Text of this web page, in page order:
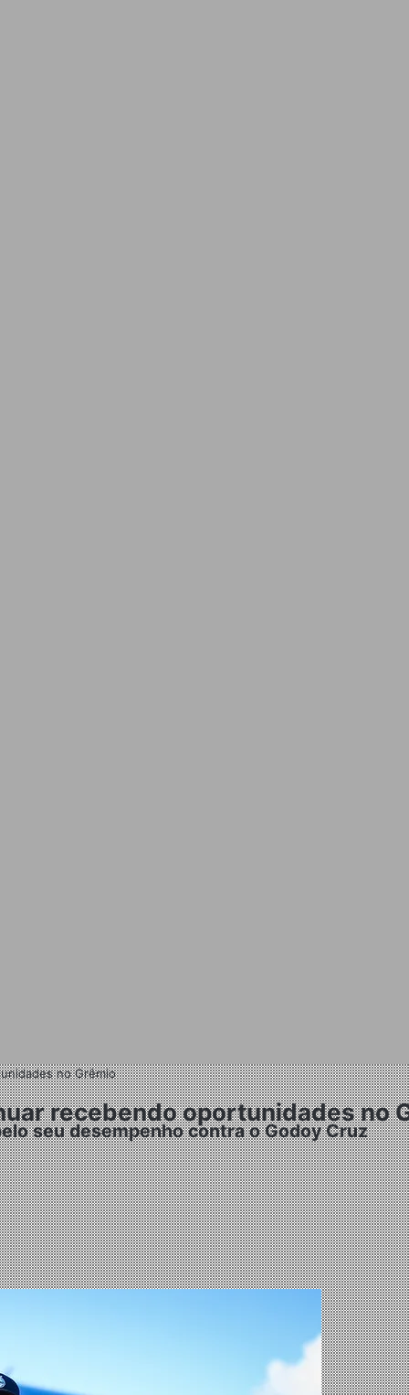
no Grêmio
recebendo oportunidades no
seu desempenho contra o Godoy Cruz